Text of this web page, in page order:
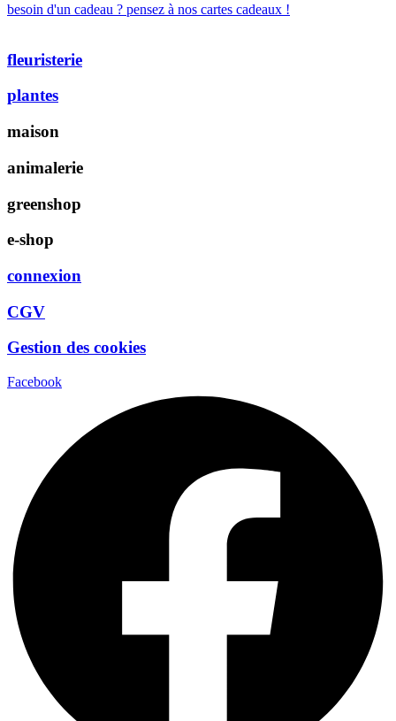
besoin d'un cadeau ? pensez à nos cartes cadeaux !
fleuristerie
plantes
maison
animalerie
greenshop
e-shop
connexion
CGV
Gestion des cookies
Facebook